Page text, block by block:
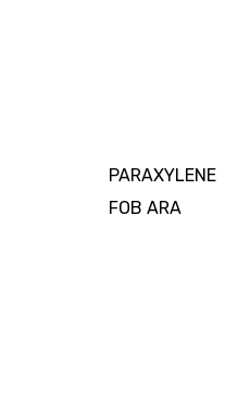
PARAXYLENE
FOB ARA